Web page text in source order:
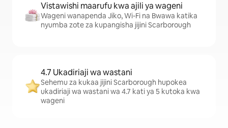
Vistawishi maarufu kwa ajili ya wageni
Wageni wanapenda Jiko, Wi-Fi na Bwawa katika
nyumba zote za kupangisha jijini Scarborough
4.7 Ukadiriaji wa wastani
Sehemu za kukaa jijini Scarborough hupokea
ukadiriaji wa wastani wa 4.7 kati ya 5 kutoka kwa
wageni